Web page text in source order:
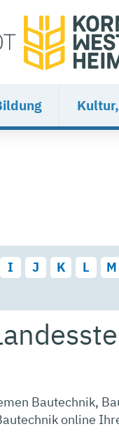
I J K L M
Bautechnik,
online